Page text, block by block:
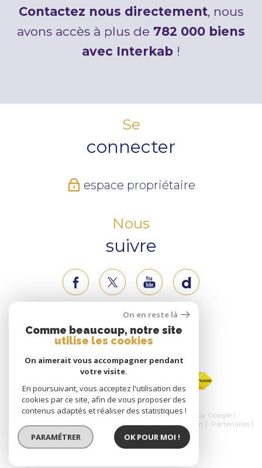
Contactez nous directement, nous
avons accès à plus de 782 000 biens
avec Interkab !
Se
connecter
espace propriétaire
Nous
suivre
Nous
adhérons
© 2026 | Tous droits réservés | Traduction powered by Google |
Nos honoraires
Plan du site Mentions légales Admin
Partenaires
Politique RGPD
Cookies
On en reste là
Comme beaucoup, notre site
utilise les cookies
On aimerait vous accompagner pendant
votre visite.
En poursuivant, vous acceptez l'utilisation des
cookies par ce site, afin de vous proposer des
contenus adaptés et réaliser des statistiques !
PARAMÉTRER OK POUR MOI !